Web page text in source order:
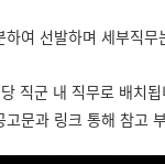
여 선발하며 세부직무
직군 내 직무로 배치됩
문과 링크 통해 참고